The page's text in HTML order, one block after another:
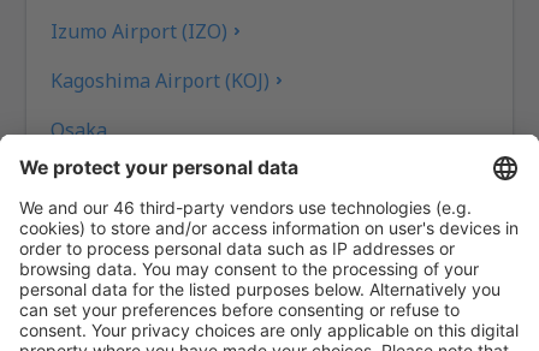
Izumo Airport (IZO)
Kagoshima Airport (KOJ)
Osaka
Kikai Airport (KKX)
Kitakyushu Airport (KKJ)
Kobe Airport (UKB)
Nankoku Kochi (KCZ)